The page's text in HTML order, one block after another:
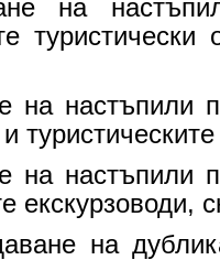
на
на настъпили
на настъпили
екскурзоводи,
на